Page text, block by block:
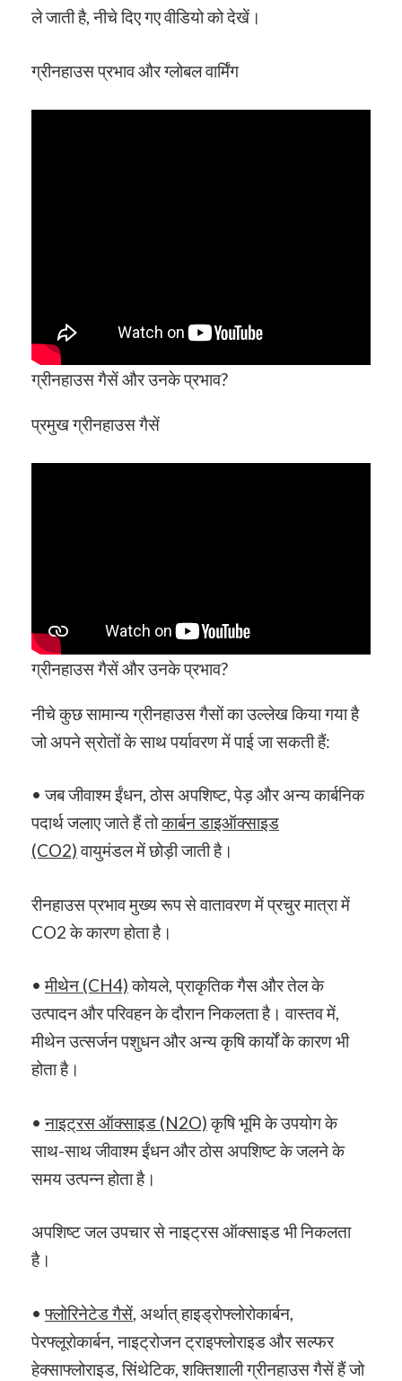
ले जाती है, नीचे दिए गए वीडियो को देखें।
ग्रीनहाउस प्रभाव और ग्लोबल वार्मिंग
ग्रीनहाउस गैसें और उनके प्रभाव?
प्रमुख ग्रीनहाउस गैसें
ग्रीनहाउस गैसें और उनके प्रभाव?
नीचे कुछ सामान्य ग्रीनहाउस गैसों का उल्लेख किया गया है
जो अपने स्रोतों के साथ पर्यावरण में पाई जा सकती हैं:
• जब जीवाश्म ईंधन, ठोस अपशिष्ट, पेड़ और अन्य कार्बनिक
पदार्थ जलाए जाते हैं तोकार्बन डाइऑक्साइड
(CO2)वायुमंडल में छोड़ी जाती है।
रीनहाउस प्रभाव मुख्य रूप से वातावरण में प्रचुर मात्रा में
CO2 के कारण होता है।
•मीथेन (CH4)कोयले, प्राकृतिक गैस और तेल के
उत्पादन और परिवहन के दौरान निकलता है। वास्तव में,
मीथेन उत्सर्जन पशुधन और अन्य कृषि कार्यों के कारण भी
होता है।
•नाइट्रस ऑक्साइड (N2O)कृषि भूमि के उपयोग के
साथ-साथ जीवाश्म ईंधन और ठोस अपशिष्ट के जलने के
समय उत्पन्न होता है।
अपशिष्ट जल उपचार से नाइट्रस ऑक्साइड भी निकलता
है।
•फ्लोरिनेटेड गैसें, अर्थात् हाइड्रोफ्लोरोकार्बन,
पेरफ्लूरोकार्बन, नाइट्रोजन ट्राइफ्लोराइड और सल्फर
हेक्साफ्लोराइड, सिंथेटिक, शक्तिशाली ग्रीनहाउस गैसें हैं जो